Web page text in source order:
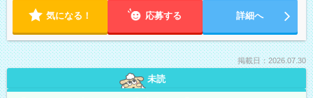
気になる！ 応募する 詳細へ
掲載日：2026.07.30
未読